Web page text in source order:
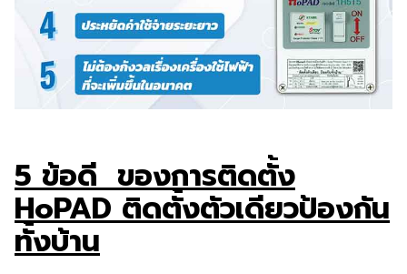
5 ข้อดี ของการติดตั้ง
HoPAD ติดตั้งตัวเดียวป้องกัน
ทั้งบ้าน